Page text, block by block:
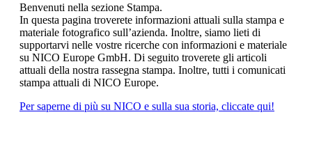
Benvenuti nella sezione Stampa.
In questa pagina troverete informazioni attuali sulla stampa e
materiale fotografico sull’azienda. Inoltre, siamo lieti di
supportarvi nelle vostre ricerche con informazioni e materiale
su NICO Europe GmbH. Di seguito troverete gli articoli
attuali della nostra rassegna stampa. Inoltre, tutti i comunicati
stampa attuali di NICO Europe.
Per saperne di più su NICO e sulla sua storia, cliccate qui!